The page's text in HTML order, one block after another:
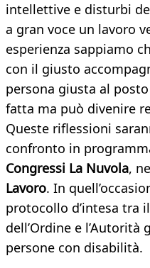
intellettive e disturbi
a gran voce un lavoro
esperienza sappiamo
con il giusto
persona giusta al
fatta ma può divenire
Queste riflessioni
confronto in
Congressi La Nuvola,
Lavoro. In
protocollo d’intesa tra
dell’Ordine e
persone con disabilità.